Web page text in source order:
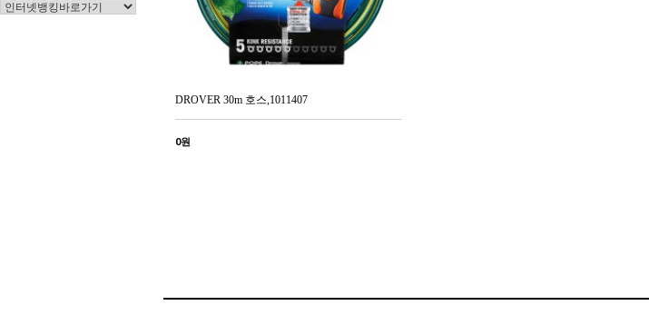
DROVER 30m 호스,1011407
0원